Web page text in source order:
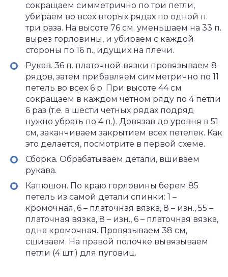
сокращаем симметрично по три петли,
убираем во всех вторых рядах по одной п.
три раза. На высоте 76 см. уменьшаем на 33 п.
вырез горловины, и убираем с каждой
стороны по 16 п., идущих на плечи.
Рукав. 36 п. платочной вязки провязываем 8
рядов, затем прибавляем симметрично по 11
петель во всех 6 р. При высоте 44 см
сокращаем в каждом четном ряду по 4 петли
6 раз (т.е. в шести четных рядах подряд
нужно убрать по 4 п.). Довязав до уровня в 51
см, заканчиваем закрытием всех петелек. Как
это делается, посмотрите в первой схеме.
Сборка. Обрабатываем детали, вшиваем
рукава.
Капюшон. По краю горловины берем 85
петель из самой детали спинки: 1 –
кромочная, 6 – платочная вязка, 8 – изн., 55 –
платочная вязка, 8 – изн., 6 – платочная вязка,
одна кромочная. Провязываем 38 см,
сшиваем. На правой полочке вывязываем
петли (4 шт.) для пуговиц.